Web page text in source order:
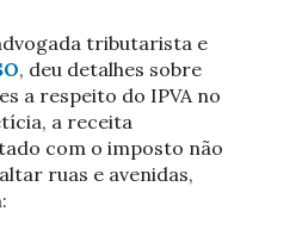
tributarista e
, deu detalhes sobre
a respeito do IPVA no
a receita
com o imposto não
ruas e avenidas,